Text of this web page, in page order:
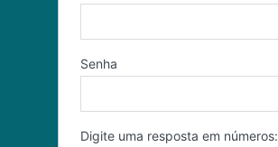
Senha
Digite uma resposta em números: